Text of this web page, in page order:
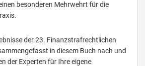
besonderen Mehrwehrt für die
der 23. Finanzstrafrechtlichen
in diesem Buch nach und
der Experten für Ihre eigene